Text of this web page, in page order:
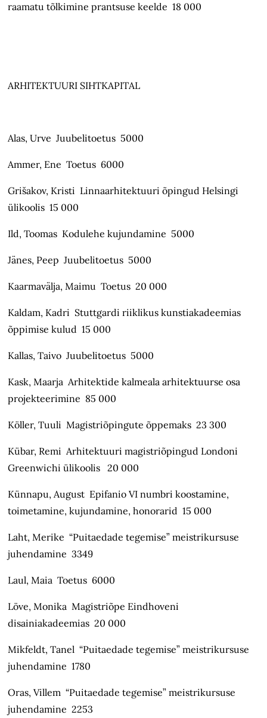
raamatu tõlkimine prantsuse keelde 18 000
ARHITEKTUURI SIHTKAPITAL
Alas, Urve Juubelitoetus 5000
Ammer, Ene Toetus 6000
Grišakov, Kristi Linnaarhitektuuri õpingud Helsingi
ülikoolis 15 000
Ild, Toomas Kodulehe kujundamine 5000
Jänes, Peep Juubelitoetus 5000
Kaarmavälja, Maimu Toetus 20 000
Kaldam, Kadri Stuttgardi riiklikus kunstiakadeemias
õppimise kulud 15 000
Kallas, Taivo Juubelitoetus 5000
Kask, Maarja Arhitektide kalmeala arhitektuurse osa
projekteerimine 85 000
Köller, Tuuli Magistriõpingute õppemaks 23 300
Kübar, Remi Arhitektuuri magistriõpingud Londoni
Greenwichi ülikoolis 20 000
Künnapu, August Epifanio VI numbri koostamine,
toimetamine, kujundamine, honorarid 15 000
Laht, Merike “Puitaedade tegemise” meistrikursuse
juhendamine 3349
Laul, Maia Toetus 6000
Löve, Monika Magistriõpe Eindhoveni
disainiakadeemias 20 000
Mikfeldt, Tanel “Puitaedade tegemise” meistrikursuse
juhendamine 1780
Oras, Villem “Puitaedade tegemise” meistrikursuse
juhendamine 2253